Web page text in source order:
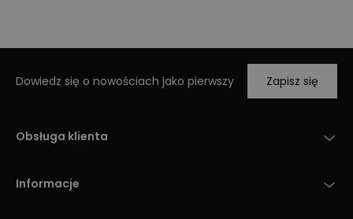
Dowiedz się o nowościach jako pierwszy Zapisz się
Obsługa klienta
Informacje